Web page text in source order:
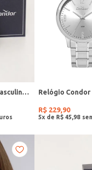
Relógio Condor Masculino PRETO
R$ 229,90
5x de R$ 45 98